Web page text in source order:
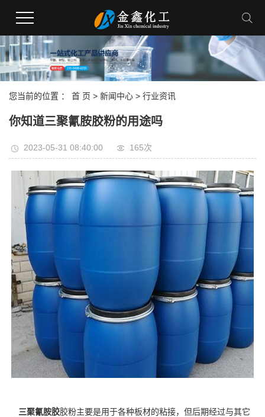
您当前的位置 ： 首 页 > 新闻中心 > 行业资讯
你知道三聚氰胺胶粉的用途吗
2023-05-31 08:40:00 165次
三聚氰胺胶胶粉主要是用于各种板材的粘接，但后期经过与其它